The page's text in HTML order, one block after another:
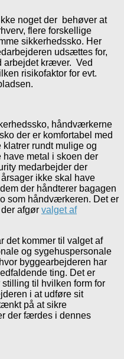
noget der behøver at
flere forskellige
sikkerhedssko. Her
udsættes for,
arbejdet kræver. Ved
risikofaktor for evt.
håndværkerne
der er komfortabel med
rundt mulige og
metal i skoen der
medarbejder der
ikke skal have
der håndterer bagagen
som håndværkeren. Det er
afgør valget af
det kommer til valget af
og sygehuspersonale
byggearbejderen har
ting. Det er
til hvilken form for
i at udføre sit
på at sikre
der færdes i dennes